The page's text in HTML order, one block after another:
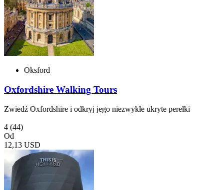
Oksford
Oxfordshire Walking Tours
Zwiedź Oxfordshire i odkryj jego niezwykłe ukryte perełki
4 (44)
Od
12,13 USD